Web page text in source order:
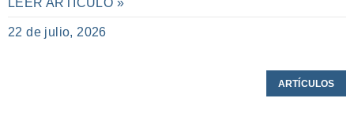
LEER ARTÍCULO »
22 de julio, 2026
ARTÍCULOS